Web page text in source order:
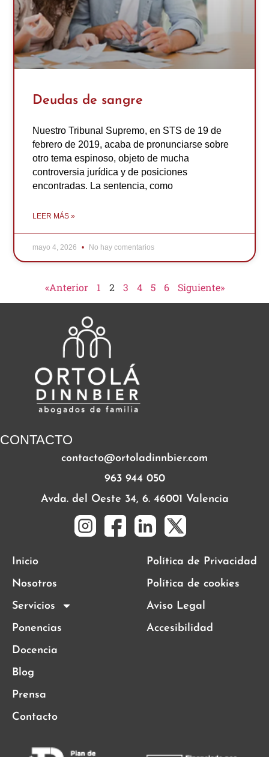
Deudas de sangre
Nuestro Tribunal Supremo, en STS de 19 de
febrero de 2019, acaba de pronunciarse sobre
otro tema espinoso, objeto de mucha
controversia jurídica y de posiciones
encontradas. La sentencia, como
LEER MÁS »
mayo 4, 2026 No hay comentarios
«Anterior 1 2 3 4 5 6 Siguiente»
CONTACTO
contacto@ortoladinnbier.com
963 944 050
Avda. del Oeste 34, 6. 46001 Valencia
Inicio
Nosotros
Servicios
Ponencias
Docencia
Blog
Prensa
Contacto
Política de Privacidad
Política de cookies
Aviso Legal
Accesibilidad